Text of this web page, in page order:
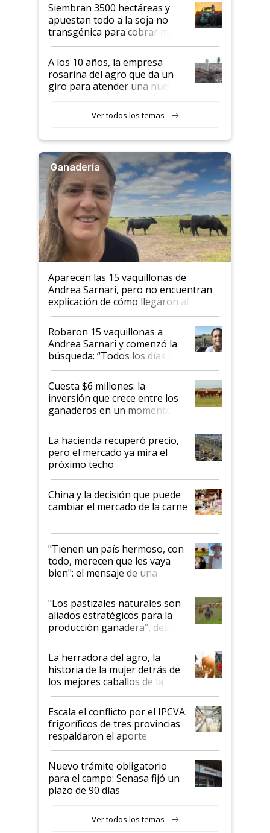
Siembran 3500 hectáreas y
apuestan todo a la soja no
transgénica para cobrar más
por tonelada: compraron un
semillero
A los 10 años, la empresa
rosarina del agro que da un
giro para atender una nueva
Ver todos los temas
Ganadería
Aparecen las 15 vaquillonas de
Andrea Sarnari, pero no encuentran
explicación de cómo llegaron allí
Robaron 15 vaquillonas a
Andrea Sarnari y comenzó la
búsqueda: “Todos los días le
toca a algún productor”
Cuesta $6 millones: la
inversión que crece entre los
ganaderos en un momento
histórico para la actividad
La hacienda recuperó precio,
pero el mercado ya mira el
próximo techo
China y la decisión que puede
cambiar el mercado de la carne
"Tienen un país hermoso, con
todo, merecen que les vaya
bien": el mensaje de una
ganadera uruguaya sobre las
oportunidades que se abren
para el agro en Argentina, con
foco en la carne
"Los pastizales naturales son
aliados estratégicos para la
producción ganadera", destaca
la iniciativa que ya reúne a 46
establecimientos en Argentina
La herradora del agro, la
historia de la mujer detrás de
los mejores caballos de la
Argentina y los mitos que
todavía hacen sufrir a estos
animales: "Mientras me
descalificaban, yo seguí
haciendo currículum"
Escala el conflicto por el IPCVA:
frigoríficos de tres provincias
respaldaron el aporte
obligatorio
Nuevo trámite obligatorio
para el campo: Senasa fijó un
plazo de 90 días
Ver todos los temas